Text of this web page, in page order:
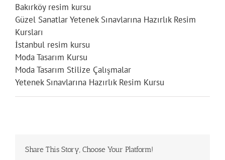
Bakırköy resim kursu
Güzel Sanatlar Yetenek Sınavlarına Hazırlık Resim
Kursları
İstanbul resim kursu
Moda Tasarım Kursu
Moda Tasarım Stilize Çalışmalar
Yetenek Sınavlarına Hazırlık Resim Kursu
Share This Story, Choose Your Platform!